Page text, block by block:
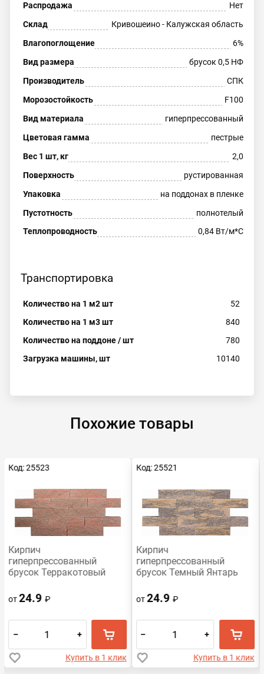
Распродажа
Нет
Склад
Кривошеино - Калужская область
Влагопоглощение
6%
Вид размера
брусок 0,5 НФ
Производитель
СПК
Морозостойкость
F100
Вид материала
гиперпрессованный
Цветовая гамма
пестрые
Вес 1 шт, кг
2,0
Поверхность
рустированная
Упаковка
на поддонах в пленке
Пустотность
полнотелый
Теплопроводность
0,84 Вт/м*С
Транспортировка
Количество на 1 м2 шт
52
Количество на 1 м3 шт
840
Количество на поддоне / шт
780
Загрузка машины, шт
10140
Похожие товары
Код: 25523
Кирпич
гиперпрессованный
брусок Терракотовый
ложок СПК
от24.9₽
– +
Купить в 1 клик
Код: 25521
Кирпич
гиперпрессованный
брусок Темный Янтарь
СПК
от24.9₽
– +
Купить в 1 клик